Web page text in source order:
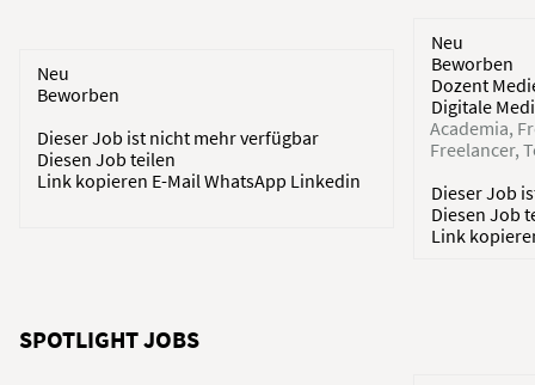
Neu
Beworben
Dieser Job ist nicht mehr verfügbar
Diesen Job teilen
Link kopieren E-MailWhatsApp Linkedin
Neu
Beworben
Dozent
Digitale
Academia
Freelancer
Dieser Job
Diesen Job
Link
SPOTLIGHT JOBS